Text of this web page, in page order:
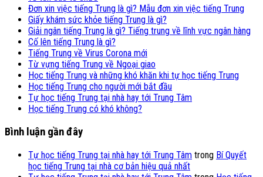
Đơn xin việc tiếng Trung là gì? Mẫu đơn xin việc tiếng Trung
Giấy khám sức khỏe tiếng Trung là gì?
Giải ngân tiếng Trung là gì? Tiếng trung về lĩnh vực ngân hàng
Cố lên tiếng Trung là gì?
Tiếng Trung về Virus Corona mới
Từ vựng tiếng Trung về Ngoại giao
Học tiếng Trung và những khó khăn khi tự học tiếng Trung
Học tiếng Trung cho người mới bắt đầu
Tự học tiếng Trung tại nhà hay tới Trung Tâm
Học tiếng Trung có khó không?
Bình luận gần đây
Tự học tiếng Trung tại nhà hay tới Trung Tâm trong Bí Quyết
học tiếng Trung tại nhà cơ bản hiệu quả nhất